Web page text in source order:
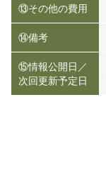
⑬その他の費用
⑭備考
⑮情報公開日／
次回更新予定日